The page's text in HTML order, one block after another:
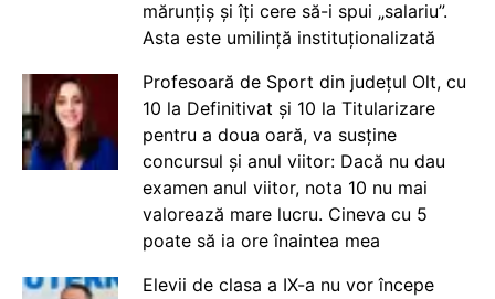
mărunțiș și îți cere să-i spui „salariu”.
Asta este umilință instituționalizată
Profesoară de Sport din județul Olt, cu
10 la Definitivat și 10 la Titularizare
pentru a doua oară, va susține
concursul și anul viitor: Dacă nu dau
examen anul viitor, nota 10 nu mai
valorează mare lucru. Cineva cu 5
poate să ia ore înaintea mea
Elevii de clasa a IX-a nu vor începe